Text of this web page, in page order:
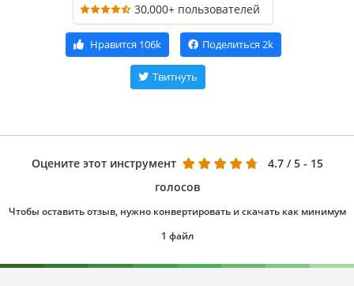
30,000+ пользователей
Нравится 106k Поделиться 2k
Твитнуть
Оцените этот инструмент 4.7 / 5 - 15
голосов
Чтобы оставить отзыв, нужно конвертировать и скачать как минимум
1 файл